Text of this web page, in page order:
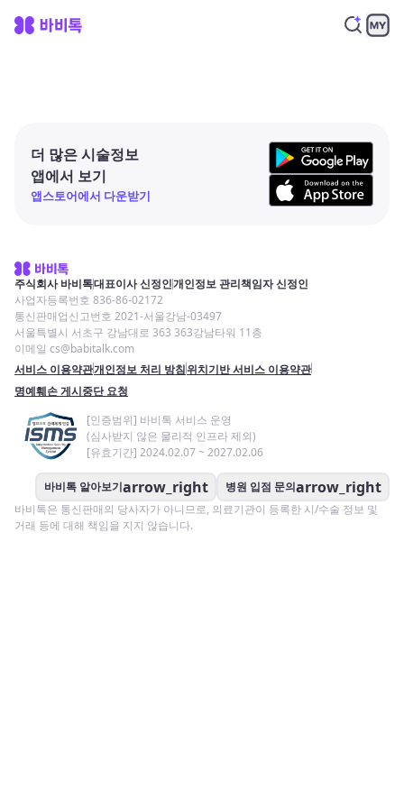
더 많은 시술정보
앱에서 보기
앱스토어에서 다운받기
주식회사 바비톡대표이사 신정인개인정보 관리책임자 신정인
사업자등록번호 836-86-02172
통신판매업신고번호 2021-서울강남-03497
서울특별시 서초구 강남대로 363 363강남타워 11층
이메일 cs@babitalk.com
서비스 이용약관개인정보 처리 방침위치기반 서비스 이용약관
명예훼손 게시중단 요청
[인증범위] 바비톡 서비스 운영
(심사받지 않은 물리적 인프라 제외)
[유효기간] 2024.02.07 ~ 2027.02.06
바비톡 알아보기arrow_right 병원 입점 문의arrow_right
바비톡은 통신판매의 당사자가 아니므로, 의료기관이 등록한 시/수술 정보 및
거래 등에 대해 책임을 지지 않습니다.